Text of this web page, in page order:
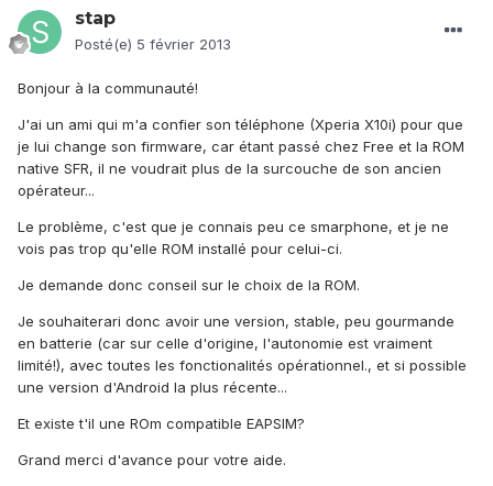
stap
Posté(e) 5 février 2013
Bonjour à la communauté!
J'ai un ami qui m'a confier son téléphone (Xperia X10i) pour que
je lui change son firmware, car étant passé chez Free et la ROM
native SFR, il ne voudrait plus de la surcouche de son ancien
opérateur...
Le problème, c'est que je connais peu ce smarphone, et je ne
vois pas trop qu'elle ROM installé pour celui-ci.
Je demande donc conseil sur le choix de la ROM.
Je souhaiterari donc avoir une version, stable, peu gourmande
en batterie (car sur celle d'origine, l'autonomie est vraiment
limité!), avec toutes les fonctionalités opérationnel., et si possible
une version d'Android la plus récente...
Et existe t'il une ROm compatible EAPSIM?
Grand merci d'avance pour votre aide.